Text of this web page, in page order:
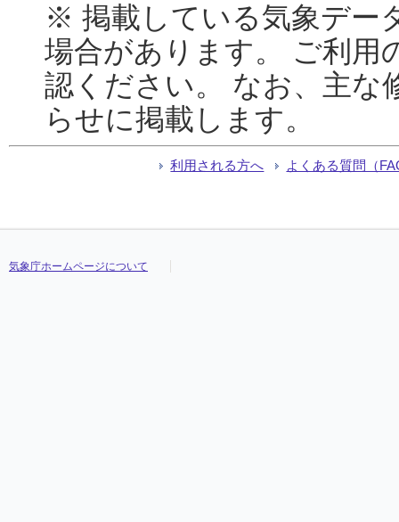
※ 掲載している気象デー
場合があります。 ご利用
認ください。 なお、主な
らせに掲載します。
利用される方へ よくある質問（
気象庁ホームページについて